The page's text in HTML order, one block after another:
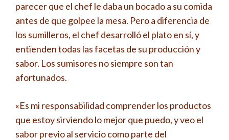
parecer que el chef le daba un bocado a su comida
antes de que golpee la mesa. Pero a diferencia de
los sumilleros, el chef desarrolló el plato en sí, y
entienden todas las facetas de su producción y
sabor. Los sumisores no siempre son tan
afortunados.
«Es mi responsabilidad comprender los productos
que estoy sirviendo lo mejor que puedo, y veo el
sabor previo al servicio como parte del